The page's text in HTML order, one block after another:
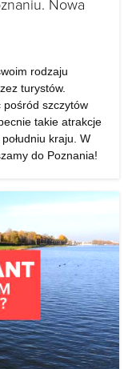
Nowa
rodzaju
turystów.
pośród szczytów
takie atrakcje
kraju. W
do Poznania!